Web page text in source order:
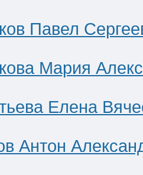
Павел
Мария
Елена
Антон